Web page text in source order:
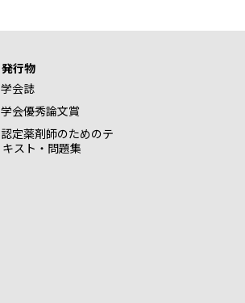
発行物
学会誌
学会優秀論文賞
認定薬剤師のためのテ
キスト・問題集